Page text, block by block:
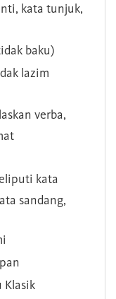
kata tunjuk,
baku)
lazim
verba,
kata
sandang,
Klasik